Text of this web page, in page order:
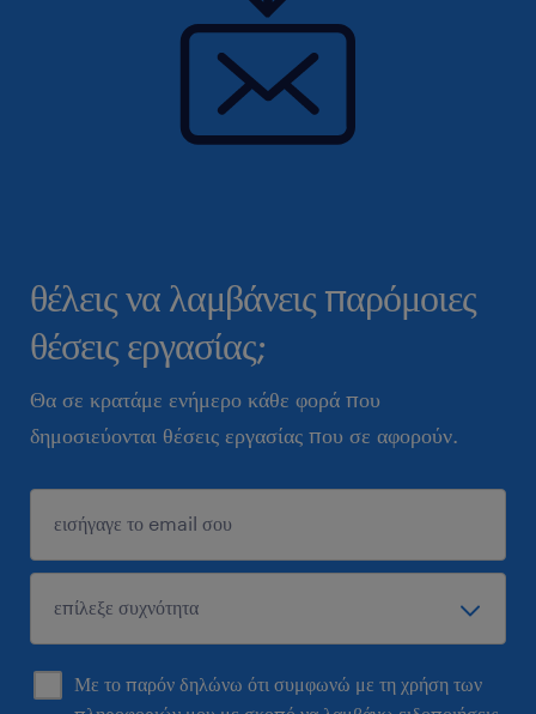
θέλεις να λαμβάνεις παρόμοιες
θέσεις εργασίας;
Θα σε κρατάμε ενήμερο κάθε φορά που
δημοσιεύονται θέσεις εργασίας που σε αφορούν.
Με το παρόν δηλώνω ότι συμφωνώ με τη χρήση των